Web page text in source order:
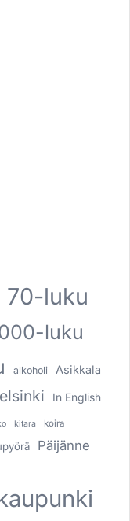
70-luku
luku
alkoholi Asikkala
In English
kitara koira
Päijänne